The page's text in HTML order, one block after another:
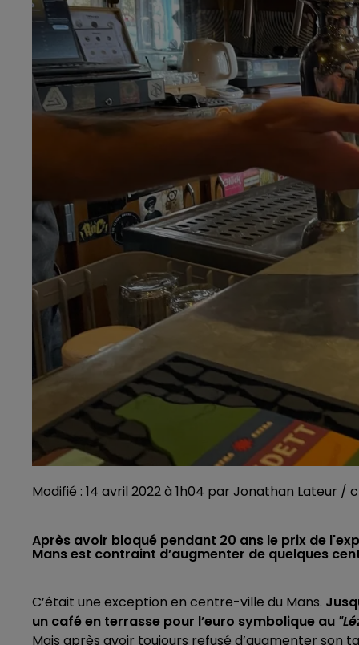
Modifié : 14 avril 2022 à 1h04 par Jonathan Lateur /
Après avoir bloqué pendant 20 ans le prix de
Mans est contraint d’augmenter de quelques
C’était une exception en centre-ville du Mans.
un café en terrasse pour l’euro symbolique au
Mais après avoir toujours refusé d’augmenter